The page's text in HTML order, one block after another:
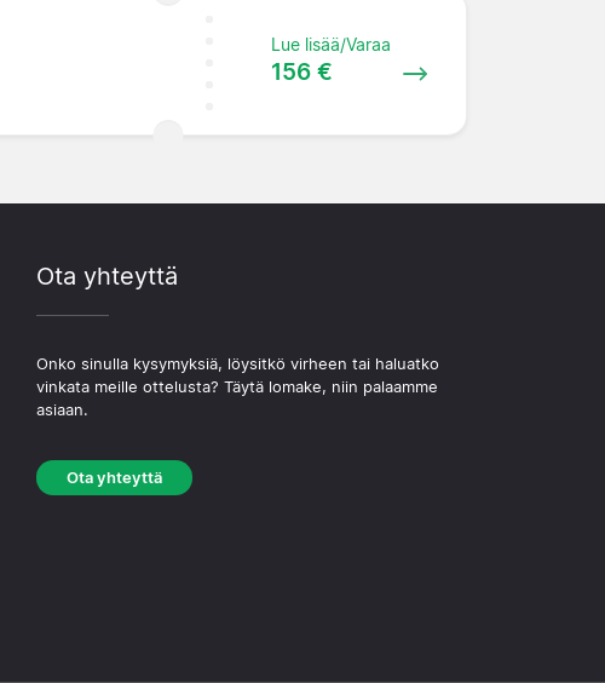
Lue lisää/Varaa
156 €
Ota yhteyttä
Onko sinulla kysymyksiä, löysitkö virheen tai haluatko
vinkata meille ottelusta? Täytä lomake, niin palaamme
asiaan.
Ota yhteyttä